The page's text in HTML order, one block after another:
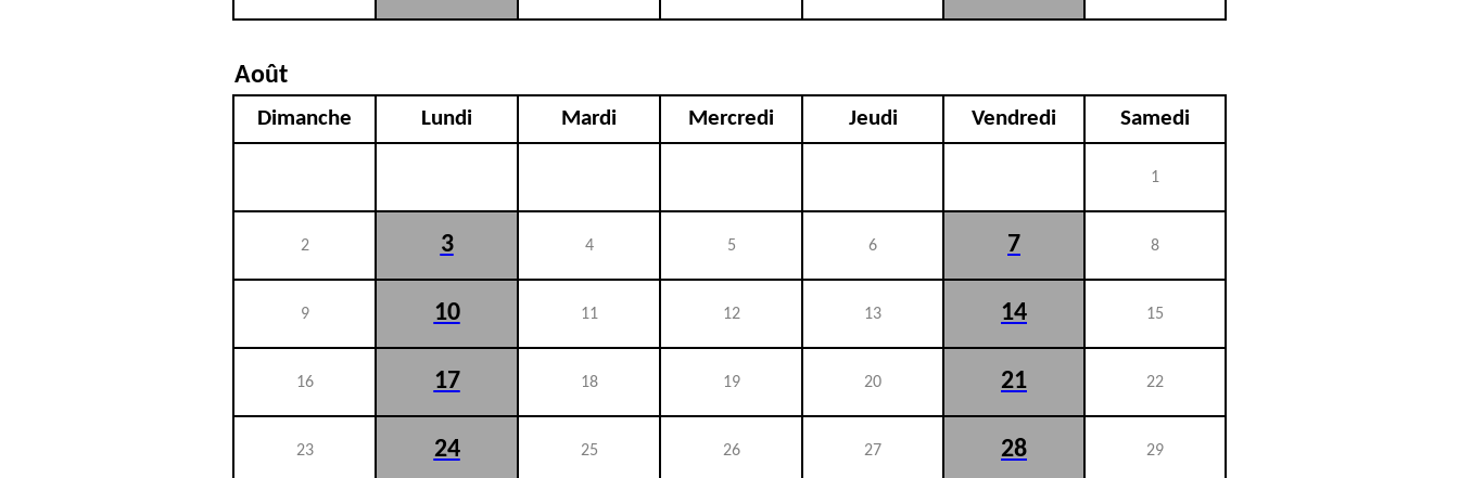
Août
Dimanche Lundi Mardi Mercredi Jeudi Vendredi Samedi
1
2 3 4 5 6 7 8
9 10 11 12 13 14 15
16 17 18 19 20 21 22
23 24 25 26 27 28 29